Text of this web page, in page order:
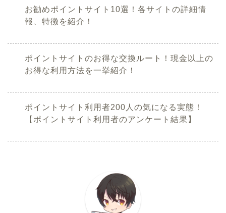
お勧めポイントサイト10選！各サイトの詳細情
報、特徴を紹介！
ポイントサイトのお得な交換ルート！現金以上の
お得な利用方法を一挙紹介！
ポイントサイト利用者200人の気になる実態！
【ポイントサイト利用者のアンケート結果】